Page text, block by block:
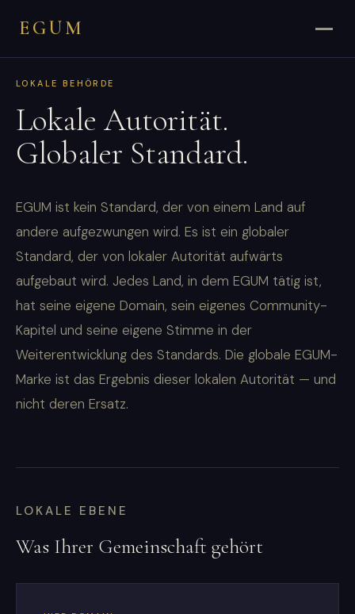
EGUM
LOKALE BEHÖRDE
Lokale Autorität.
Globaler Standard.
EGUM ist kein Standard, der von einem Land auf
andere aufgezwungen wird. Es ist ein globaler
Standard, der von lokaler Autorität aufwärts
aufgebaut wird. Jedes Land, in dem EGUM tätig ist,
hat seine eigene Domain, sein eigenes Community-
Kapitel und seine eigene Stimme in der
Weiterentwicklung des Standards. Die globale EGUM-
Marke ist das Ergebnis dieser lokalen Autorität — und
nicht deren Ersatz.
LOKALE EBENE
Was Ihrer Gemeinschaft gehört